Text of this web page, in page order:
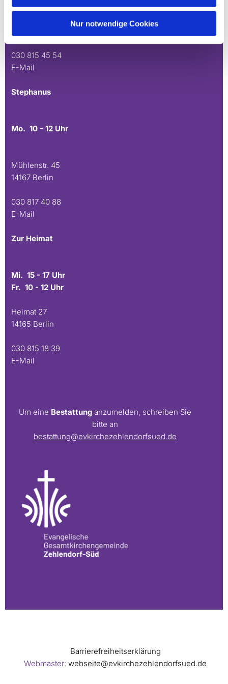
Nur notwendige Cookies
Andréezeile 21-23
030 815 45 54
E-Mail
Stephanus
Mo. 10 - 12 Uhr
Mühlenstr. 45
14167 Berlin
030 817 40 88
E-Mail
Zur Heimat
Mi. 15 - 17 Uhr
Fr. 10 - 12 Uhr
Heimat 27
14165 Berlin
030 815 18 39
E-Mail
Um eine Bestattung anzumelden, schreiben Sie
bitte an
bestattung@evkirchezehlendorfsued.de
Barrierefreiheitserklärung
Webmaster: webseite@evkirchezehlendorfsued.de